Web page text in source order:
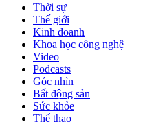
Thời sự
Thế giới
Kinh doanh
Khoa học công nghệ
Video
Podcasts
Góc nhìn
Bất động sản
Sức khỏe
Thể thao